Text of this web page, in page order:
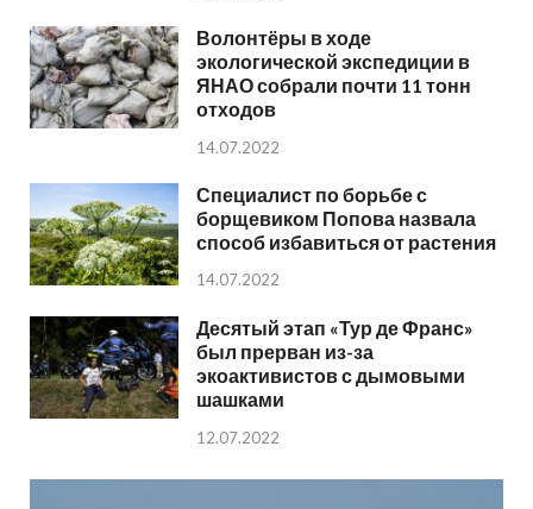
Волонтёры в ходе
экологической экспедиции в
ЯНАО собрали почти 11 тонн
отходов
14.07.2022
Специалист по борьбе с
борщевиком Попова назвала
способ избавиться от растения
14.07.2022
Десятый этап «Тур де Франс»
был прерван из-за
экоактивистов с дымовыми
шашками
12.07.2022